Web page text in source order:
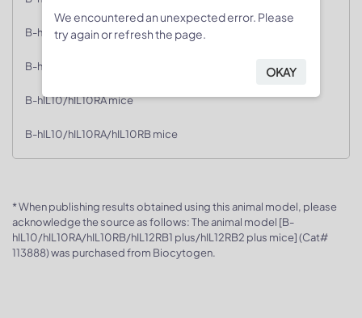
B-hIL10 mice
B-hIL10 mice(C)
B-hIL10/hIL10RA mice
B-hIL10/hIL10RA/hIL10RB mice
* When publishing results obtained using this animal model, please
acknowledge the source as follows: The animal model [B-
hIL10/hIL10RA/hIL10RB/hIL12RB1 plus/hIL12RB2 plus mice] (Cat#
113888) was purchased from Biocytogen.
We encountered an unexpected error. Please
try again or refresh the page.
OKAY